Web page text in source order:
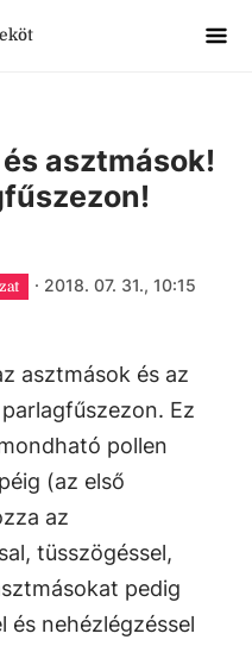
asztmások!
· 2018. 07. 31., 10:15
asztmások és az
Ez
pollen
(az első
az
tüsszögéssel,
pedig
és nehézlégzéssel